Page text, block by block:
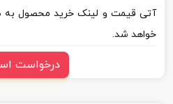
آتی قیمت و لینک خرید محصول به
خواهد شد.
درخواست